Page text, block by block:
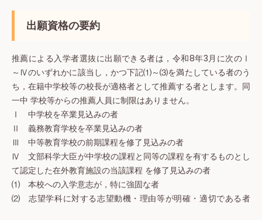
出願資格の要約
推薦による入学者選抜に出願できる者は，令和8年3月に次のⅠ
～Ⅳのいずれかに該当し，かつ下記⑴～⑶を満たしている者のう
ち，在籍中学校等の校長が適格者として推薦する者とします。同
一中 学校等からの推薦人員に制限はありません。
Ⅰ 中学校を卒業見込みの者
Ⅱ 義務教育学校を卒業見込みの者
Ⅲ 中等教育学校の前期課程を修了見込みの者
Ⅳ 文部科学大臣が中学校の課程と同等の課程を有するものとし
て認定した在外教育施設の当該課程 を修了見込みの者
⑴ 本校への入学意志が，特に強固な者
⑵ 志望学科に対する志望動機・理由等が明確・適切である者